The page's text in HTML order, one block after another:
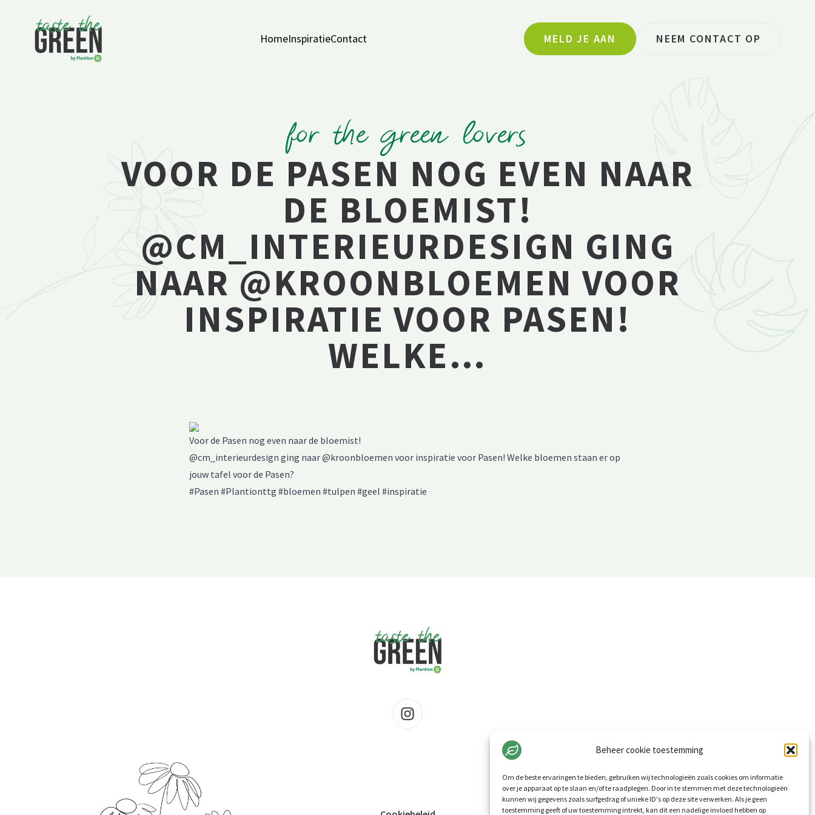
Beheer cookie toestemming
Om de beste ervaringen te bieden, gebruiken wij technologieën zoals cookies om informatie
over je apparaat op te slaan en/of te raadplegen. Door in te stemmen met deze technologieën
kunnen wij gegevens zoals surfgedrag of unieke ID's op deze site verwerken. Als je geen
toestemming geeft of uw toestemming intrekt, kan dit een nadelige invloed hebben op
HomeInspiratieContact MELD JE AAN NEEM CONTACT OP
for the green lovers
VOOR DE PASEN NOG EVEN NAAR
DE BLOEMIST!
@CM_INTERIEURDESIGN GING
NAAR @KROONBLOEMEN VOOR
INSPIRATIE VOOR PASEN!
WELKE…
Voor de Pasen nog even naar de bloemist!
@cm_interieurdesign ging naar @kroonbloemen voor inspiratie voor Pasen! Welke bloemen staan er op
jouw tafel voor de Pasen?
#Pasen #Plantionttg #bloemen #tulpen #geel #inspiratie